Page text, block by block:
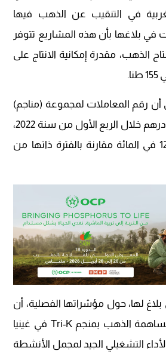
في التنقيب عن الذهب فيها
في بلاغها بأن هذه المشاريع تتوفر
الذهب، مقدرة إمكانية الانتاج على
أن رقم المعاملات لمجموعة (مناجم)
بلغ أكثر من 2.79 مليار درهم خلال الربع الأول من سنة 2022،
بارتفاع قوي نسبته 122 في المائة مقارنة بالفترة ذاتها من
لها، حول مؤشراتها الفصلية، أن
هذا النمو يعزى إلى مساهمة الذهب بمنجم Tri-K في غينيا
والأداء التشغيلي الجيد لمجمل الأنشطة